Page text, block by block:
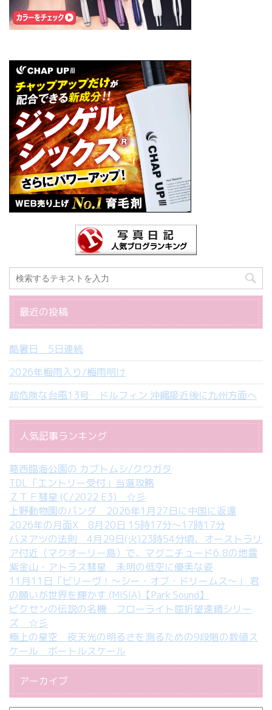
最近の投稿
酷暑日 5日連続
2026年梅雨入り/梅雨明け
超危険な台風13号 ドルフィン 沖縄接近後に九州方面へ
人気記事ランキング
葛西臨海公園の カブトムシ/クワガタ
TDL「エントリー受付」当選攻略
ＺＴＦ彗星 (C/2022 E3) ☆彡
上野動物園のパンダ 2026年1月27日に中国に返還
2026年の月面X 8月20日 15時17分～17時17分
バヌアツの法則 4月29日(火)23時54分頃、オーストラリ
ア付近（マクオーリー島）で、マグニチュード6.8の地震
紫金山・アトラス彗星 未明の低空に優美な姿
11月11日「ビリーヴ！～シー・オブ・ドリームス～」 君
の願いが世界を輝かす (MISIA)【Park Sound】
ビクセンの伝説の名機 フローライト屈折望遠鏡シリー
ズ ☆彡
極上の星空 夜天光の明るさを測るための9段階の数値ス
ケール ボートルスケール
アーカイブ